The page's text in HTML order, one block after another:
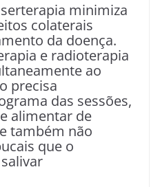
minimiza
colaterais
da doença.
e radioterapia
ao
precisa
das sessões,
alimentar de
também não
que o